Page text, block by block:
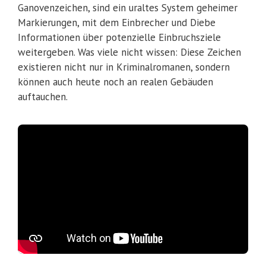
Ganovenzeichen, sind ein uraltes System geheimer
Markierungen, mit dem Einbrecher und Diebe
Informationen über potenzielle Einbruchsziele
weitergeben. Was viele nicht wissen: Diese Zeichen
existieren nicht nur in Kriminalromanen, sondern
können auch heute noch an realen Gebäuden
auftauchen.